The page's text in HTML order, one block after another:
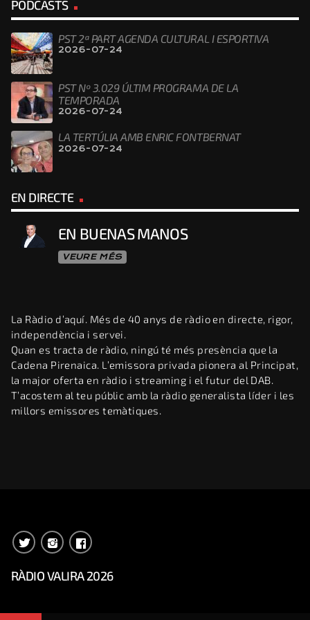
PODCASTS
PST 2ª PART AGENDA CULTURAL I ESPORTIVA
2026-07-24
PST Nº 3.029 ÚLTIM PROGRAMA DE LA
TEMPORADA
2026-07-24
LA TERTÚLIA AMB ENRIC FONTBERNAT
2026-07-24
EN DIRECTE
EN BUENAS MANOS
VEURE MÉS
La Ràdio d’aquí. Més de 40 anys de ràdio en directe, rigor,
independència i servei.
Quan es tracta de ràdio, ningú té més presència que la
Cadena Pirenaica. L’emissora privada pionera al Principat,
la major oferta en ràdio i streaming i el futur del DAB.
T’acostem al teu públic amb la ràdio generalista líder i les
millors emissores temàtiques.
RÀDIO VALIRA 2026